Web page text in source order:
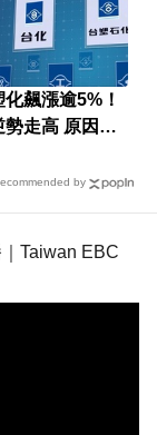
飆漲逾5%！
勢走高 原因找
by
Taiwan EBC